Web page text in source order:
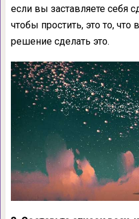
если вы заставляете себя
чтобы простить, это то,
решение сделать это.